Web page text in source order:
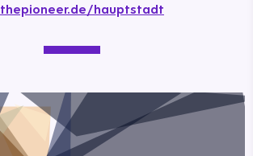
thepioneer.de/hauptstadt